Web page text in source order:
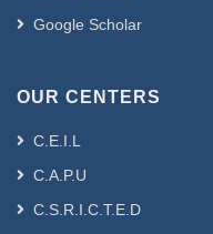
Google Scholar
OUR CENTERS
C.E.I.L
C.A.P.U
C.S.R.I.C.T.E.D